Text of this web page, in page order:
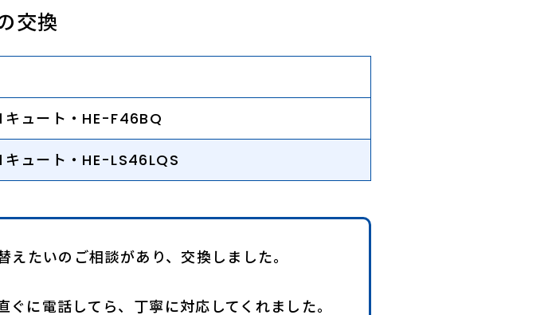
交換
キュート・HE-F46BQ
キュート・HE-LS46LQS
たいのご相談があり、交換しました。
に電話してら、丁寧に対応してくれました。